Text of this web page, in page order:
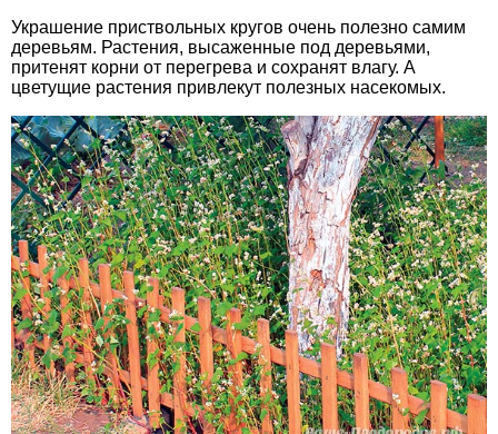
Украшение приствольных кругов очень полезно самим
деревьям. Растения, высаженные под деревьями,
притенят корни от перегрева и сохранят влагу. А
цветущие растения привлекут полезных насекомых.